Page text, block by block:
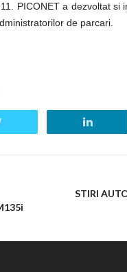
PICONET a dezvoltat
de parcari.
STIRI